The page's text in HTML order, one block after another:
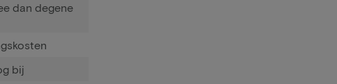
dan degene
bij